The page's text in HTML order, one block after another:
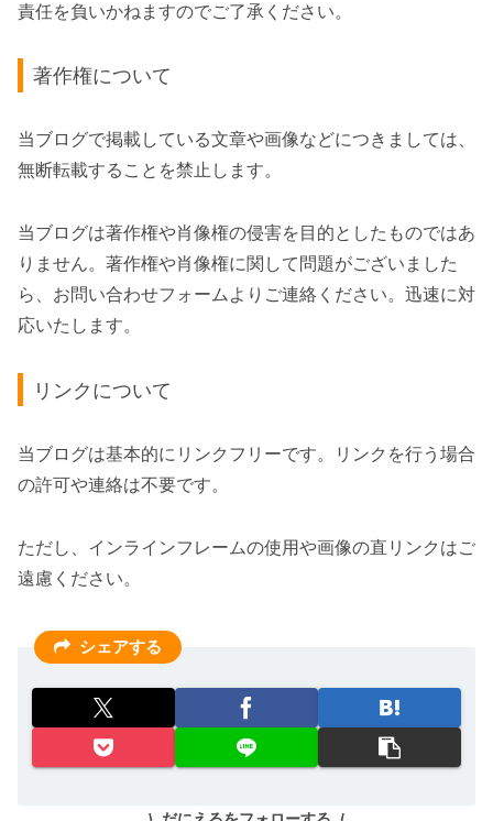
責任を負いかねますのでご了承ください。
著作権について
当ブログで掲載している文章や画像などにつきましては、
無断転載することを禁止します。
当ブログは著作権や肖像権の侵害を目的としたものではあ
りません。著作権や肖像権に関して問題がございました
ら、お問い合わせフォームよりご連絡ください。迅速に対
応いたします。
リンクについて
当ブログは基本的にリンクフリーです。リンクを行う場合
の許可や連絡は不要です。
ただし、インラインフレームの使用や画像の直リンクはご
遠慮ください。
シェアする